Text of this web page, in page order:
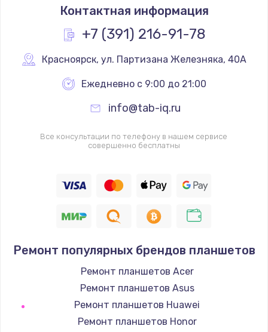
Контактная информация
+7 (391) 216-91-78
Красноярск, ул. Партизана Железняка, 40А
Ежедневно с 9:00 до 21:00
info@tab-iq.ru
Все консультации по телефону в нашем сервисе
совершенно бесплатны
Ремонт популярных брендов планшетов
Ремонт планшетов Acer
Ремонт планшетов Asus
Ремонт планшетов Huawei
Ремонт планшетов Honor